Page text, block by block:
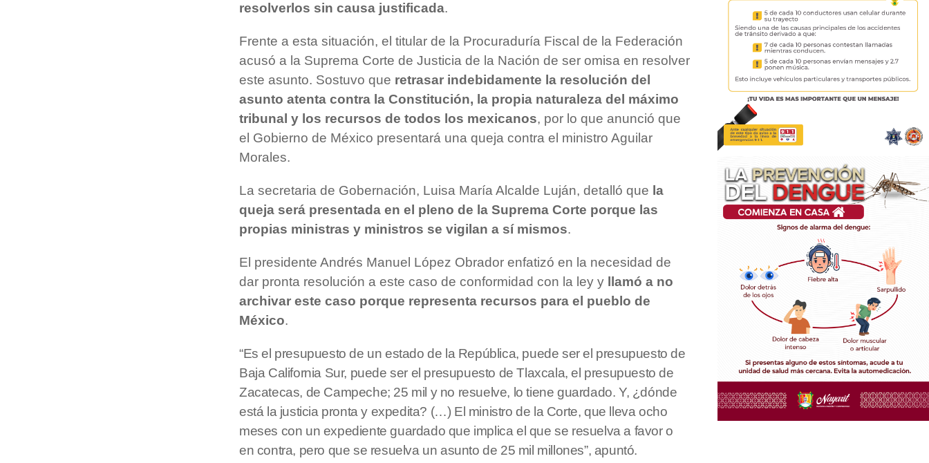
resolverlos sin causa justificada.
Frente a esta situación, el titular de la Procuraduría Fiscal de la Federación
acusó a la Suprema Corte de Justicia de la Nación de ser omisa en resolver
este asunto. Sostuvo que retrasar indebidamente la resolución del
asunto atenta contra la Constitución, la propia naturaleza del máximo
tribunal y los recursos de todos los mexicanos, por lo que anunció que
el Gobierno de México presentará una queja contra el ministro Aguilar
Morales.
La secretaria de Gobernación, Luisa María Alcalde Luján, detalló que la
queja será presentada en el pleno de la Suprema Corte porque las
propias ministras y ministros se vigilan a sí mismos.
El presidente Andrés Manuel López Obrador enfatizó en la necesidad de
dar pronta resolución a este caso de conformidad con la ley y
llamó a no
archivar este caso porque representa recursos para el pueblo de
México.
“Es el presupuesto de un estado de la República, puede ser el presupuesto de
Baja California Sur, puede ser el presupuesto de Tlaxcala, el presupuesto de
Zacatecas, de Campeche; 25 mil y no resuelve, lo tiene guardado. Y, ¿dónde
está la justicia pronta y expedita? (…) El ministro de la Corte, que lleva ocho
meses con un expediente guardado que implica el que se resuelva a favor o
en contra, pero que se resuelva un asunto de 25 mil millones”, apuntó.